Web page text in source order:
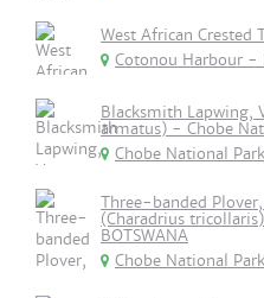
West African Crested
Cotonou Harbour -
Blacksmith Lapwing,
armatus) - Chobe
Chobe National
Three-banded
(Charadrius
BOTSWANA
Chobe National